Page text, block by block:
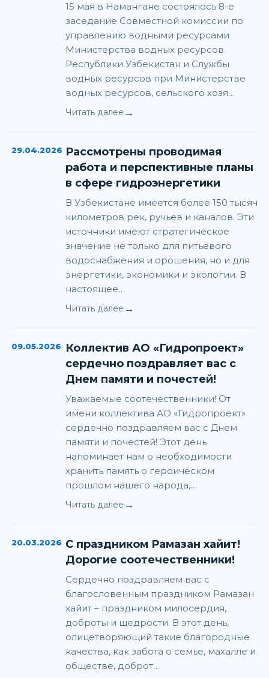
15 мая в Намангане состоялось 8-е
заседание Совместной комиссии по
управлению водными ресурсами
Министерства водных ресурсов
Республики Узбекистан и Службы
водных ресурсов при Министерстве
водных ресурсов, сельского хозя…
Читать далее →
29.04.2026 Рассмотрены проводимая
работа и перспективные планы
в сфере гидроэнергетики
В Узбекистане имеется более 150 тысяч
километров рек, ручьев и каналов. Эти
источники имеют стратегическое
значение не только для питьевого
водоснабжения и орошения, но и для
энергетики, экономики и экологии. В
настоящее…
Читать далее →
09.05.2026
Коллектив АО «Гидропроект»
сердечно поздравляет вас с
Днем памяти и почестей!
Уважаемые соотечественники! От
имени коллектива АО «Гидропроект»
сердечно поздравляем вас с Днем
памяти и почестей! Этот день
напоминает нам о необходимости
хранить память о героическом
прошлом нашего народа,…
Читать далее →
20.03.2026 С праздником Рамазан хайит!
Дорогие соотечественники!
Сердечно поздравляем вас с
благословенным праздником Рамазан
хайит – праздником милосердия,
доброты и щедрости. В этот день,
олицетворяющий такие благородные
качества, как забота о семье, махалле и
обществе, доброт…